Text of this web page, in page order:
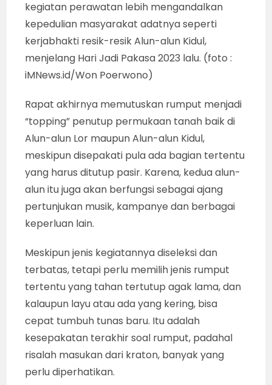
kegiatan perawatan lebih mengandalkan
kepedulian masyarakat adatnya seperti
kerjabhakti resik-resik Alun-alun Kidul,
menjelang Hari Jadi Pakasa 2023 lalu. (foto :
iMNews.id/Won Poerwono)
Rapat akhirnya memutuskan rumput menjadi
“topping” penutup permukaan tanah baik di
Alun-alun Lor maupun Alun-alun Kidul,
meskipun disepakati pula ada bagian tertentu
yang harus ditutup pasir. Karena, kedua alun-
alun itu juga akan berfungsi sebagai ajang
pertunjukan musik, kampanye dan berbagai
keperluan lain.
Meskipun jenis kegiatannya diseleksi dan
terbatas, tetapi perlu memilih jenis rumput
tertentu yang tahan tertutup agak lama, dan
kalaupun layu atau ada yang kering, bisa
cepat tumbuh tunas baru. Itu adalah
kesepakatan terakhir soal rumput, padahal
risalah masukan dari kraton, banyak yang
perlu diperhatikan.